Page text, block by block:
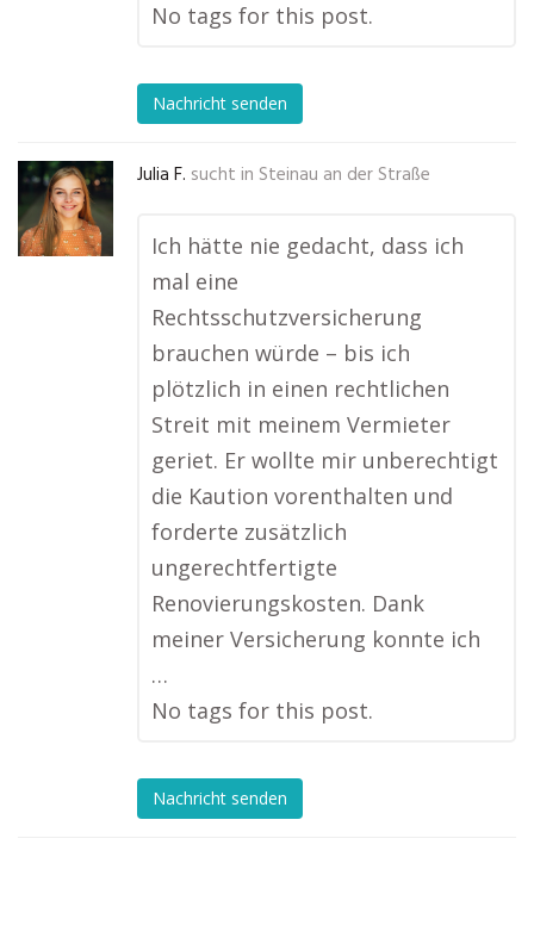
No tags for this post.
Nachricht senden
Julia F. sucht in Steinau an der Straße
Ich hätte nie gedacht, dass ich
mal eine
Rechtsschutzversicherung
brauchen würde – bis ich
plötzlich in einen rechtlichen
Streit mit meinem Vermieter
geriet. Er wollte mir unberechtigt
die Kaution vorenthalten und
forderte zusätzlich
ungerechtfertigte
Renovierungskosten. Dank
meiner Versicherung konnte ich
…
No tags for this post.
Nachricht senden